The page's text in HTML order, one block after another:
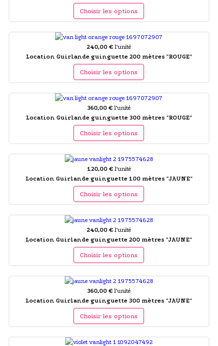
Choisir les options
240,00 € l'unité
Location Guirlande guinguette 200 mètres "ROUGE"
Choisir les options
360,00 € l'unité
Location Guirlande guinguette 300 mètres "ROUGE"
Choisir les options
120,00 € l'unité
Location Guirlande guinguette 100 mètres "JAUNE"
Choisir les options
240,00 € l'unité
Location Guirlande guinguette 200 mètres "JAUNE"
Choisir les options
360,00 € l'unité
Location Guirlande guinguette 300 mètres "JAUNE"
Choisir les options